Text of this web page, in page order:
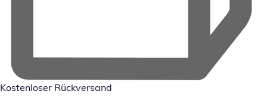
Kostenloser Rückversand